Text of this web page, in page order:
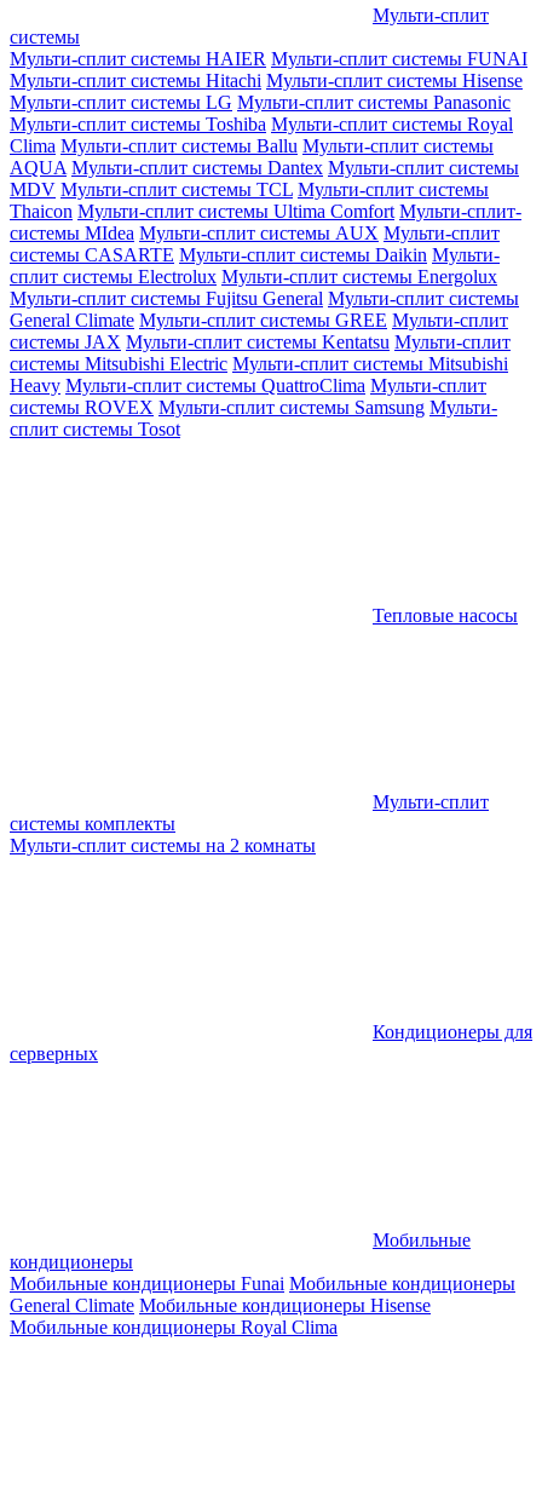
Мульти-сплит
системы
Мульти-сплит системы HAIER Мульти-сплит системы FUNAI
Мульти-сплит системы Hitachi Мульти-сплит системы Hisense
Мульти-сплит системы LG Мульти-сплит системы Panasonic
Мульти-сплит системы Toshiba Мульти-сплит системы Royal
Clima Мульти-сплит системы Ballu Мульти-сплит системы
AQUA Мульти-сплит системы Dantex Мульти-сплит системы
MDV Мульти-сплит системы TCL Мульти-сплит системы
Thaicon Мульти-сплит системы Ultima Comfort Мульти-сплит-
системы MIdea Мульти-сплит системы AUX Мульти-сплит
системы CASARTE Мульти-сплит системы Daikin Мульти-
сплит системы Electrolux Мульти-сплит системы Energolux
Мульти-сплит системы Fujitsu General Мульти-сплит системы
General Climate Мульти-сплит системы GREE Мульти-сплит
системы JAX Мульти-сплит системы Kentatsu Мульти-сплит
системы Mitsubishi Electric Мульти-сплит системы Mitsubishi
Heavy Мульти-сплит системы QuattroClima Мульти-сплит
системы ROVEX Мульти-сплит системы Samsung Мульти-
сплит системы Tosot
Тепловые насосы
Мульти-сплит
системы комплекты
Мульти-сплит системы на 2 комнаты
Кондиционеры для
серверных
Мобильные
кондиционеры
Мобильные кондиционеры Funai Мобильные кондиционеры
General Climate Мобильные кондиционеры Hisense
Мобильные кондиционеры Royal Clima